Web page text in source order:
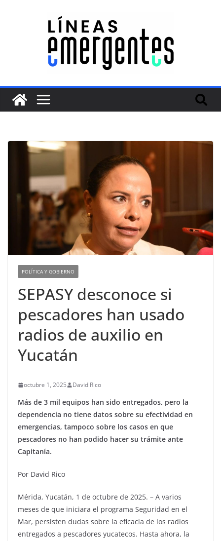
POLÍTICA Y GOBIERNO
SEPASY desconoce si
pescadores han usado
radios de auxilio en
Yucatán
octubre 1, 2025 David Rico
Más de 3 mil equipos han sido entregados, pero la
dependencia no tiene datos sobre su efectividad en
emergencias, tampoco sobre los casos en que
pescadores no han podido hacer su trámite ante
Capitanía.
Por David Rico
Mérida, Yucatán, 1 de octubre de 2025. – A varios
meses de que iniciara el programa Seguridad en el
Mar, persisten dudas sobre la eficacia de los radios
entregados a pescadores yucatecos. Hasta ahora, la